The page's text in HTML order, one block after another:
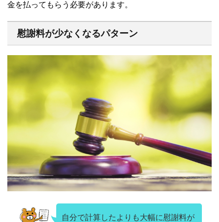
金を払ってもらう必要があります。
慰謝料が少なくなるパターン
自分で計算したよりも大幅に慰謝料が